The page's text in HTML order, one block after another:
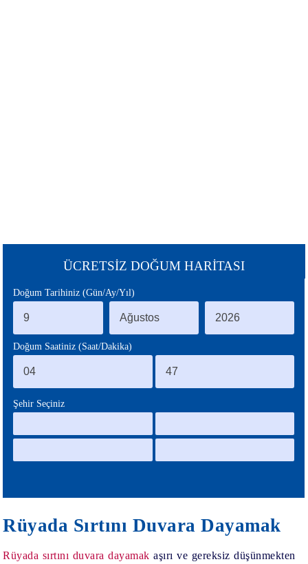
BLOG
ÜCRETSİZ DOĞUM HARİTASI
Doğum Tarihiniz (Gün/Ay/Yıl)
Doğum Saatiniz (Saat/Dakika)
Şehir Seçiniz
Rüyada Sırtını Duvara Dayamak
Rüyada sırtını duvara dayamak aşırı ve gereksiz düşünmekten